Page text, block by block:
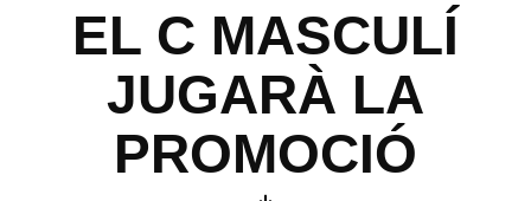
EL C MASCULÍ
JUGARÀ LA
PROMOCIÓ